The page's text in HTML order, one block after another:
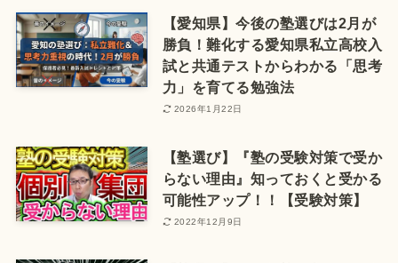
【愛知県】今後の塾選びは2月が
勝負！難化する愛知県私立高校入
試と共通テストからわかる「思考
力」を育てる勉強法
2026年1月22日
【塾選び】『塾の受験対策で受か
らない理由』知っておくと受かる
可能性アップ！！【受験対策】
2022年12月9日